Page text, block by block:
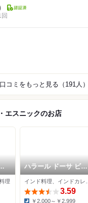
回
口コミをもっと見る（191人）
エスニックのお店
理
ハラール ドーサ ビリ
ヤニ
3.59
￥2,000～￥2,999